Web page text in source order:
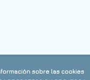
sobre las cookies